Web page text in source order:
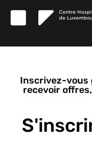
Inscrivez-vous
recevoir